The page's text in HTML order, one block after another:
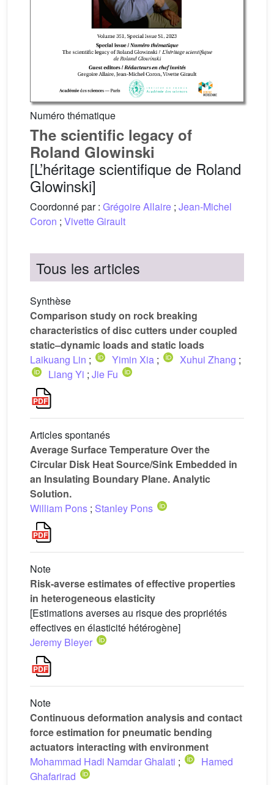
Numéro thématique
The scientific legacy of
Roland Glowinski
[L’héritage scientifique de Roland
Glowinski]
Coordonné par : Grégoire Allaire ; Jean-Michel
Coron ; Vivette Girault
Tous les articles
Synthèse
Comparison study on rock breaking
characteristics of disc cutters under coupled
static–dynamic loads and static loads
Laikuang Lin ; Yimin Xia ; Xuhui Zhang ;
Liang Yi ; Jie Fu
Articles spontanés
Average Surface Temperature Over the
Circular Disk Heat Source/Sink Embedded in
an Insulating Boundary Plane. Analytic
Solution.
William Pons ; Stanley Pons
Note
Risk-averse estimates of effective properties
in heterogeneous elasticity
[Estimations averses au risque des propriétés
effectives en élasticité hétérogène]
Jeremy Bleyer
Note
Continuous deformation analysis and contact
force estimation for pneumatic bending
actuators interacting with environment
Mohammad Hadi Namdar Ghalati ;
Hamed
Ghafarirad